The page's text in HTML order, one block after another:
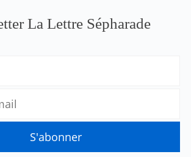
La Lettre Sépharade